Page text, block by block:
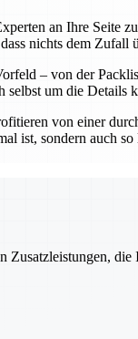
an Ihre Seite
nichts dem Zufall
– von der
um die Details
von einer
ist, sondern auch
Zusatzleistungen,